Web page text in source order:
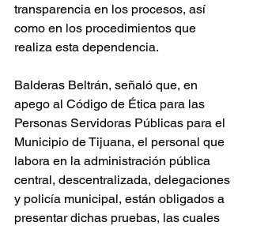
transparencia en los procesos, así
como en los procedimientos que
realiza esta dependencia.
Balderas Beltrán, señaló que, en
apego al Código de Ética para las
Personas Servidoras Públicas para el
Municipio de Tijuana, el personal que
labora en la administración pública
central, descentralizada, delegaciones
y policía municipal, están obligados a
presentar dichas pruebas, las cuales